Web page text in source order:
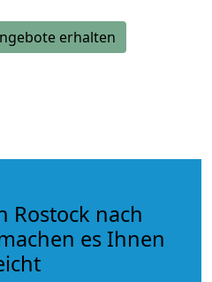
erhalten
Rostock nach
es Ihnen